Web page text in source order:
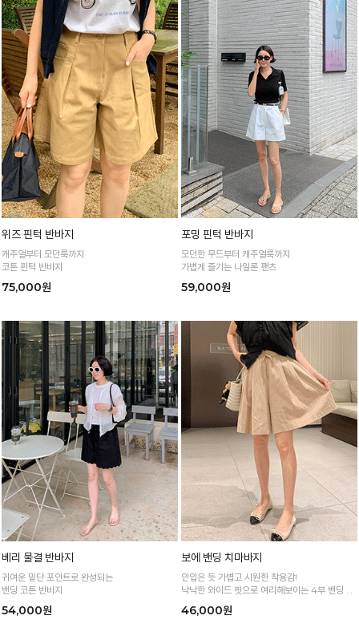
위즈 핀턱 반바지
캐주얼부터 모던룩까지
코튼 핀턱 반바지
75,000원
포밍 핀턱 반바지
모던한 무드부터 캐주얼룩까지
가볍게 즐기는 나일론 팬츠
59,000원
베리 물결 반바지
귀여운 밑단 포인트로 완성되는
밴딩 코튼 반바지
54,000원
보에 밴딩 치마바지
안입은 듯 가볍고 시원한 착용감!
낙낙한 와이드 핏으로 여리해보이는 4부 밴딩 치
46,000원